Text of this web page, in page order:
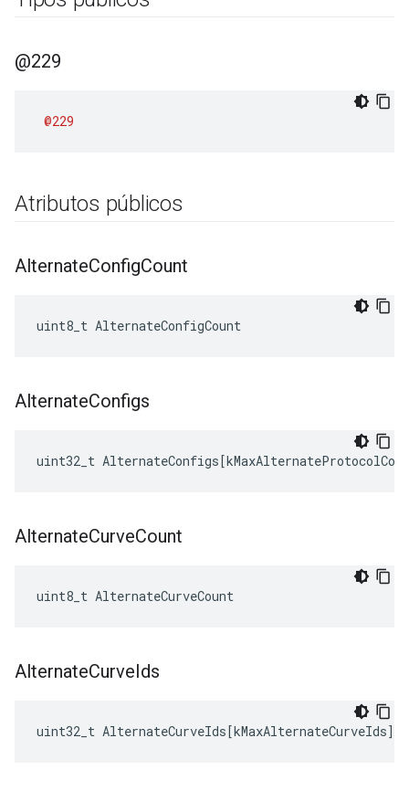
@229
@229
Atributos públicos
AlternateConfigCount
uint8_t AlternateConfigCount
AlternateConfigs
uint32_t AlternateConfigs[
AlternateCurveCount
uint8_t AlternateCurveCount
AlternateCurveIds
uint32_t AlternateCurveIds[kMaxAlternateCurveIds]